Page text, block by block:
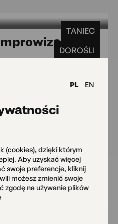
PL EN
(cookies), dzięki którym
Aby uzyskać więcej
swoje preferencje, kliknij
możesz zmienić swoje
zgodę na używanie plików
TANIEC
DOROŚLI
17:00
zł